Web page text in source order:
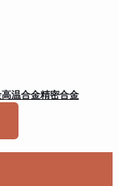
高温合金精密合金